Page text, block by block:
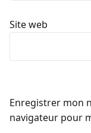
Site web
Enregistrer mon
navigateur pour